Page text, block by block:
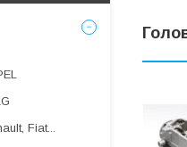
Fiat...